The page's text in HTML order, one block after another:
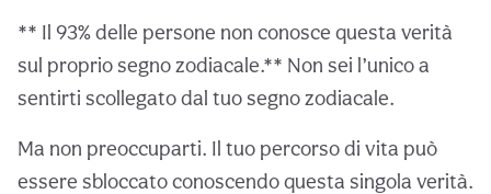
** Il 93% delle persone non conosce questa verità
sul proprio segno zodiacale.** Non sei l’unico a
sentirti scollegato dal tuo segno zodiacale.
Ma non preoccuparti. Il tuo percorso di vita può
essere sbloccato conoscendo questa singola verità.